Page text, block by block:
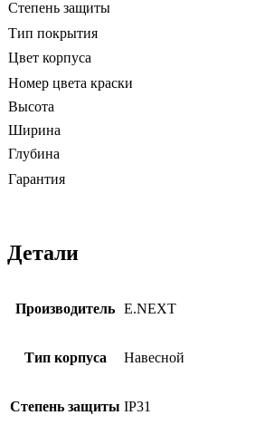
Степень защиты
Тип покрытия
Цвет корпуса
Номер цвета краски
Высота
Ширина
Глубина
Гарантия
Детали
Производитель E.NEXT
Тип корпуса Навесной
Степень защиты IP31